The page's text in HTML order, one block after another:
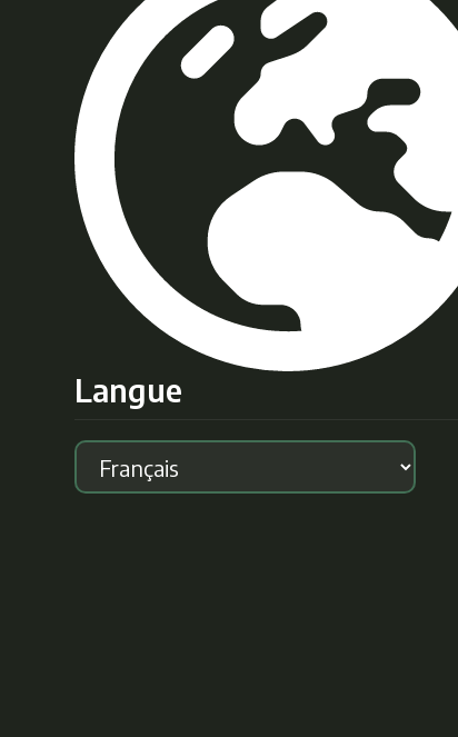
Langue